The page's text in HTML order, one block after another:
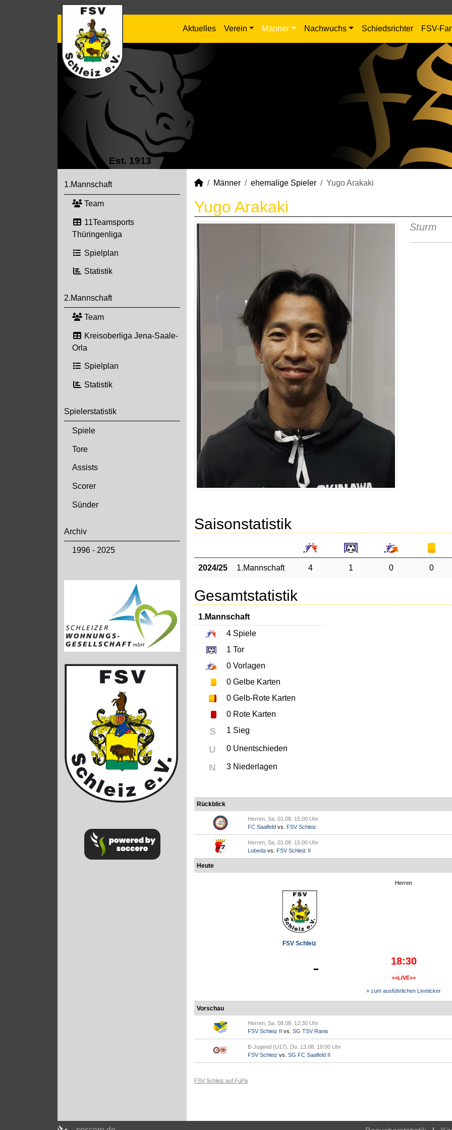
Aktuelles Verein Männer Nachwuchs Schiedsrichter FSV-
Est. 1913
1.Mannschaft
Team
11Teamsports
Thüringenliga
Spielplan
Statistik
2.Mannschaft
Team
Kreisoberliga Jena-Saale-
Orla
Spielplan
Statistik
Spielerstatistik
Spiele
Tore
Assists
Scorer
Sünder
Archiv
1996 - 2025
Männer ehemalige Spieler Yugo Arakaki
Yugo Arakaki
Sturm
Saisonstatistik
2024/25 1.Mannschaft 4 1 0 0
Gesamtstatistik
1.Mannschaft
4 Spiele
1 Tor
0 Vorlagen
0 Gelbe Karten
0 Gelb-Rote Karten
0 Rote Karten
S 1 Sieg
U 0 Unentschieden
N 3 Niederlagen
Rückblick
Herren, Sa. 01.08. 15:00 Uhr
FC Saalfeld vs. FSV Schleiz
Herren, Sa. 01.08. 15:00 Uhr
Lobeda vs. FSV Schleiz II
Heute
Herren
FSV Schleiz
- 18:30
++LIVE++
» zum ausführlichen Liveticker
Vorschau
Herren, Sa. 08.08. 12:30 Uhr
FSV Schleiz II vs. SG TSV Ranis
B-Jugend (U17), Do. 13.08. 18:00 Uhr
FSV Schleiz vs. SG FC Saalfeld II
FSV Schleiz auf FuPa